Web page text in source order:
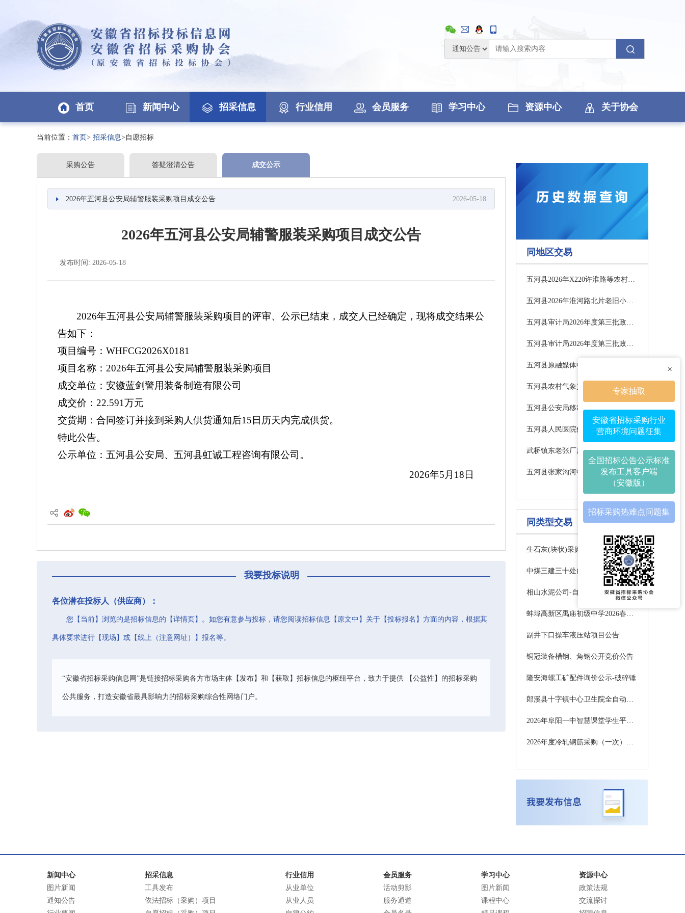
×
专家抽取
安徽省招标采购行业
营商环境问题征集
全国招标公告公示标准
发布工具客户端
（安徽版）
招标采购热难点问题集
首页 新闻中心 招采信息 行业信用 会员服务 学习中心 资源中心 关于协会
当前位置： 首页> 招采信息>自愿招标
采购公告 答疑澄清公告 成交公示
2026年五河县公安局辅警服装采购项目成交公告 2026-05-18
2026年五河县公安局辅警服装采购项目成交公告
发布时间: 2026-05-18
2026年五河县公安局辅警服装采购项目的评审、公示已结束，成交人已经确定，现将成交结果公
告如下：
项目编号： WHFCG2026X0181
项目名称： 2026年五河县公安局辅警服装采购项目
成交单位：安徽蓝剑警用装备制造有限公司
成交价： 22.591万元
交货期：合同签订并接到采购人供货通知后15日历天内完成供货。
特此公告。
公示单位：五河县公安局、五河县虹诚工程咨询有限公司。
2026年5 月 18 日
我要投标说明
各位潜在投标人（供应商）：
您【当前】浏览的是招标信息的【详情页】。如您有意参与投标，请您阅读招标信息【原文中】关于【投标报名】方面的内容，根据其
具体要求进行【现场】或【线上（注意网址）】报名等。
“安徽省招标采购信息网”是链接招标采购各方市场主体【发布】和【获取】招标信息的枢纽平台，致力于提供 【公益性】的招标采购
公共服务，打造安徽省最具影响力的招标采购综合性网络门户。
同地区交易
五河县2026年X220许淮路等农村公路养护工程招标公告BB2026WHGCZ0301
五河县2026年淮河路北片老旧小区改造EPC项目招标公告BB2026WHGCZ0291
五河县审计局2026年度第三批政府投资审计项目协审人员服务项目1包二次采购公告
五河县审计局2026年度第三批政府投资审计项目协审人员服务项目2包二次采购公告
五河县农村气象灾害监测能力提升工程设备采购 询比公告
五河县公安局移动警务服务项目公开招标公告
五河县人民医院体检中心设备采购项目（第三批）（三次）中标结果公告
武桥镇东老张厂房建设项目中标候选人公示BB2026WHGCZ0231
五河县张家沟河中小河流治理工程施工标招标公告BB2026WHGCZ0281
同类型交易
生石灰(块状)采购（三次）终止公告
中煤三建三十处白家海子项目部工矿配件询比采购任务中标公示公告(一次)
相山水泥公司-自动监测系统采购（淮北相山水泥有限责任公司）结果公示(水泥公司设备保全部)
蚌埠高新区禹庙初级中学2026春秋季工会冲锋衣采购项目更正公告
副井下口操车液压站项目公告
铜冠装备槽钢、角钢公开竞价公告
隆安海螺工矿配件询价公示-破碎锤
郎溪县十字镇中心卫生院全自动血细胞分析仪采购项目更正公告
2026年阜阳一中智慧课堂学生平板采购项目 竞争性磋商公告
2026年度冷轧钢筋采购（一次）终止公告
新闻中心
图片新闻
通知公告
招采信息
工具发布
依法招标（采购）项目
行业信用
从业单位
从业人员
会员服务
活动剪影
服务通道
学习中心
图片新闻
课程中心
资源中心
政策法规
交流探讨